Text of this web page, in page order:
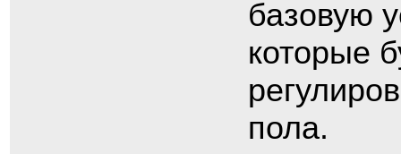
базовую
которые
пола.